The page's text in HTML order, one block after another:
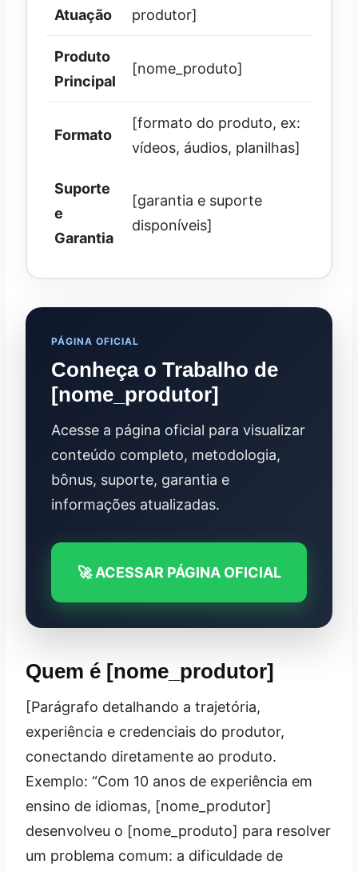
Atuação
produtor]
Produto
Principal
[nome_produto]
Formato
[formato do produto, ex:
vídeos, áudios, planilhas]
Suporte
e
Garantia
[garantia e suporte
disponíveis]
PÁGINA OFICIAL
Conheça o Trabalho de
[nome_produtor]
Acesse a página oficial para visualizar
conteúdo completo, metodologia,
bônus, suporte, garantia e
informações atualizadas.
🚀 ACESSAR PÁGINA OFICIAL
Quem é [nome_produtor]
[Parágrafo detalhando a trajetória,
experiência e credenciais do produtor,
conectando diretamente ao produto.
Exemplo: “Com 10 anos de experiência em
ensino de idiomas, [nome_produtor]
desenvolveu o [nome_produto] para resolver
um problema comum: a dificuldade de